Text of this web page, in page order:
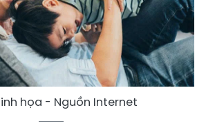
họa - Nguồn Internet